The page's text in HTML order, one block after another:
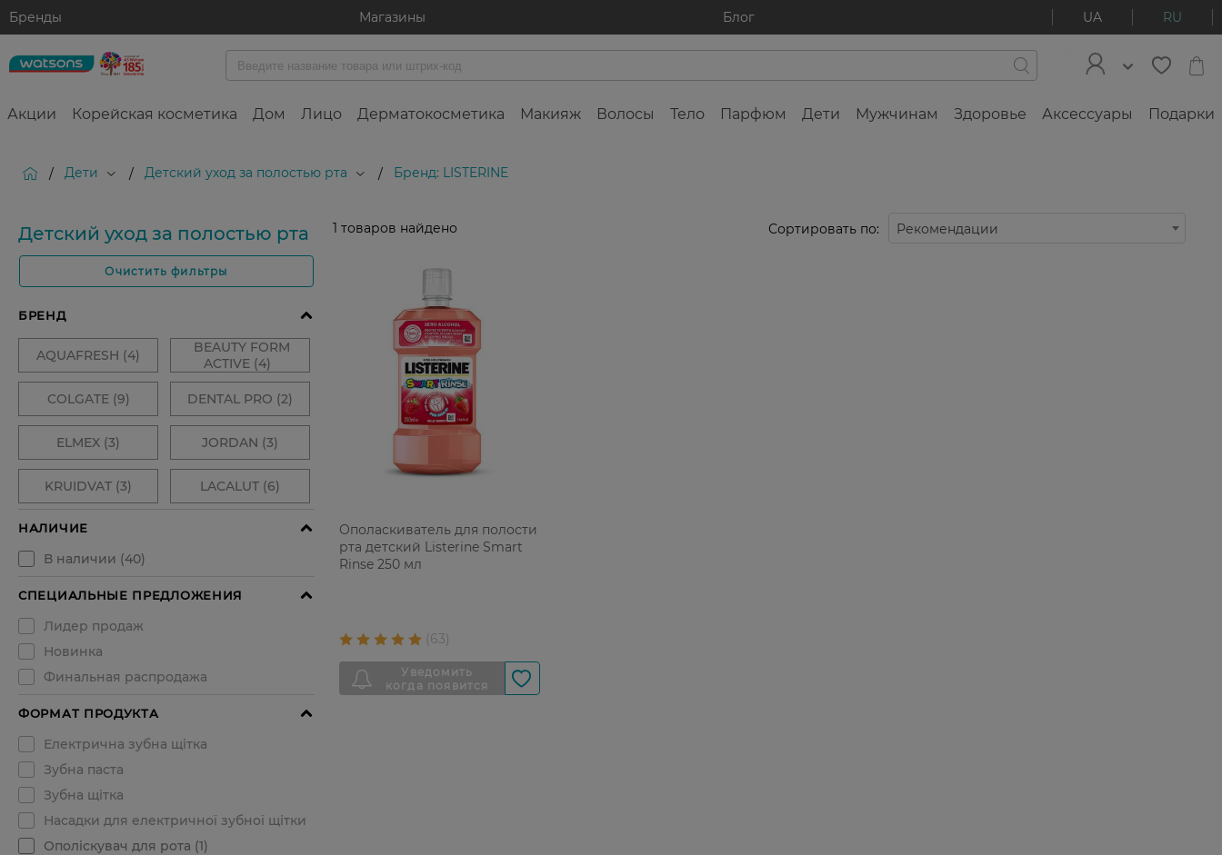
Бренды Магазины Блог UA RU
Акции Корейская косметика Дом Лицо Дерматокосметика Макияж Волосы Тело Парфюм Дети Мужчинам Здоровье Аксессуары Подарки
/ Дети / Детский уход за полостью рта / Бренд: LISTERINE
Детский уход за полостью рта
Очистить фильтры
1 товаров найдено Сортировать по: Рекомендации
Ополаскиватель для полости
рта детский Listerine Smart
Rinse 250 мл